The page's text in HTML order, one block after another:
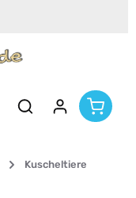
Kuscheltiere